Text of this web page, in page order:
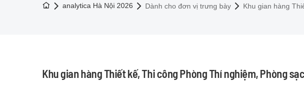
Về trang chủ
analytica Hà Nội 2026 Dành cho đơn vị trưng bày Khu gian hàng
Khu gian hàng Thiết kế, Thi công Phòng Thí nghiệm, Phòng